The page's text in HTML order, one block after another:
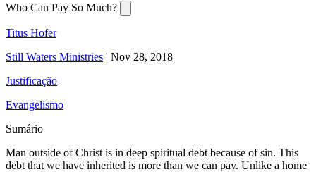
Who Can Pay So Much?
Titus Hofer
Still Waters Ministries | Nov 28, 2018
Justificação
Evangelismo
Sumário
Man outside of Christ is in deep spiritual debt because of sin. This
debt that we have inherited is more than we can pay. Unlike a home